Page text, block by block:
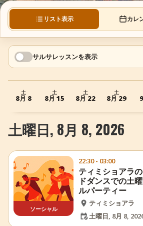
サルサ用語集
ショップ
TuneTempo
+ イベントを追加
リスト表示 カレ
サルサレッスンを表示
土
8月 8
土
8月 15
土
8月 22
土
8月 29
土曜日, 8月 8, 2026
ソーシャル
22:30 - 03:00
ティミショアラ
ドダンスでの土
ルパーティー
ティミショアラ
土曜日, 8月 8,